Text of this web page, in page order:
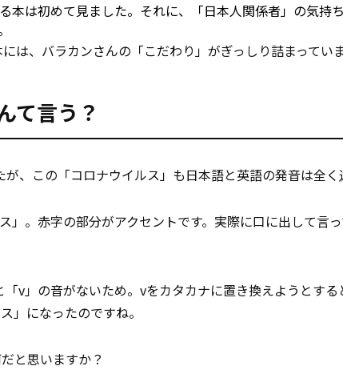
本は初めて見ました。それに、「日本人関係者」の気持
は、バラカンさんの「こだわり」がぎっしり詰まっていま
て言う？
、この「コロナウイルス」も日本語と英語の発音は全く
」。赤字の部分がアクセントです。実際に口に出して言っ
v」の音がないため。vをカタカナに置き換えようとする
」になったのですね。
と思いますか？